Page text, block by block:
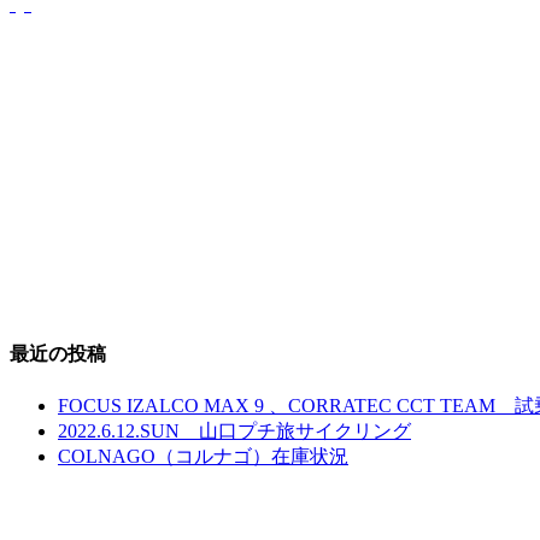
最近の投稿
FOCUS IZALCO MAX 9 、CORRATEC CCT TEAM 試
2022.6.12.SUN 山口プチ旅サイクリング
COLNAGO（コルナゴ）在庫状況